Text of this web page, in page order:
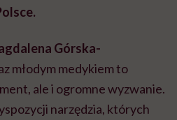
Górska-
młodym medykiem to
ale i ogromne wyzwanie.
narzędzia, których